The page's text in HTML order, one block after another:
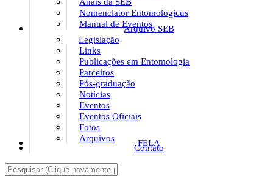
Anais da SEB
Nomenclator Entomologicus
Manual de Eventos
Arquivo SEB
Legislação
Links
Publicações em Entomologia
Parceiros
Pós-graduação
Notícias
Eventos
Eventos Oficiais
Fotos
Arquivos
FELA
Contato